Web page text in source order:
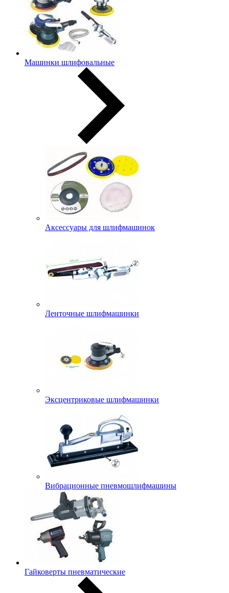
Машинки шлифовальные
Аксессуары для шлифмашинок
Ленточные шлифмашинки
Эксцентриковые шлифмашинки
Вибрационные пневмошлифмашины
Гайковерты пневматические